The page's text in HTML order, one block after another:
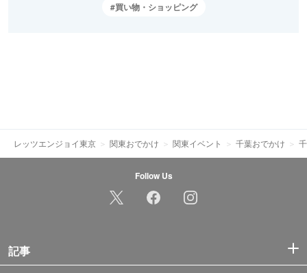
買い物・ショッピング
レッツエンジョイ東京 関東おでかけ 関東イベント 千葉おでかけ
Follow Us
記事